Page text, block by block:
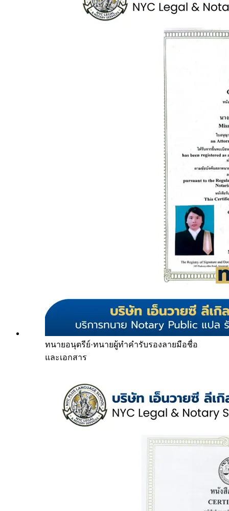
ทนายอนุตรีย์·ทนายผู้ทำคำรับรองลายมือชื่อ
และเอกสาร